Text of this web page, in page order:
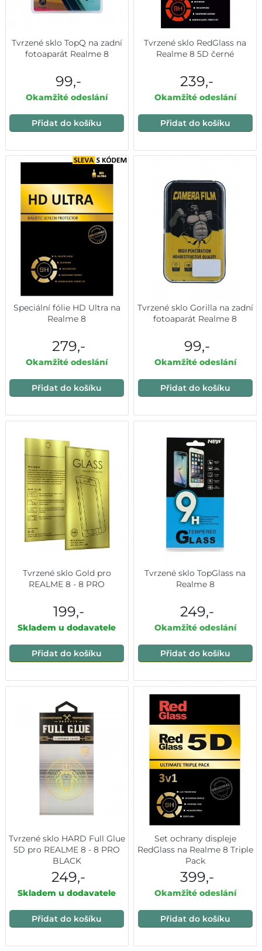
Tvrzené sklo TopQ na zadní
fotoaparát Realme 8
99,-
Okamžité odeslání
Přidat do košíku
Tvrzené sklo RedGlass na
Realme 8 5D černé
239,-
Okamžité odeslání
Přidat do košíku
Speciální fólie HD Ultra na
Realme 8
279,-
Okamžité odeslání
Přidat do košíku
Tvrzené sklo Gorilla na zadní
fotoaparát Realme 8
99,-
Okamžité odeslání
Přidat do košíku
Tvrzené sklo Gold pro
REALME 8 - 8 PRO
199,-
Skladem u dodavatele
Přidat do košíku
Tvrzené sklo TopGlass na
Realme 8
249,-
Okamžité odeslání
Přidat do košíku
Tvrzené sklo HARD Full Glue
5D pro REALME 8 - 8 PRO
BLACK
249,-
Skladem u dodavatele
Přidat do košíku
Set ochrany displeje
RedGlass na Realme 8 Triple
Pack
399,-
Okamžité odeslání
Přidat do košíku